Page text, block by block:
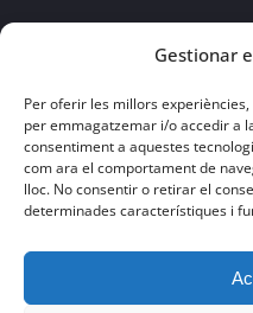
Gestionar
Per oferir les millors
per emmagatzemar i/o accedir a
consentiment a aquestes
com ara el comportament de
lloc. No consentir o retirar el
determinades característiques i
Av. Ctra Igualada, 119
937 788 208